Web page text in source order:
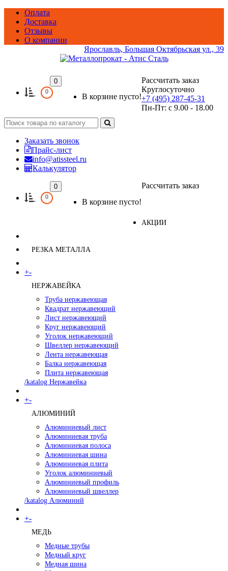
Оплата
Доставка
Отзывы
О компании
Ярославль, Большая Октябрьская ул., 39
0
0
В корзине пусто!
Рассчитать заказ
Круглосуточно
+7 (495) 287-45-31
Пн-Пт: с 9.00 - 18.00
Заказать звонок
Прайс-лист
info@atissteel.ru
Калькулятор
0
0
В корзине пусто!
Рассчитать заказ
АКЦИИ
РЕЗКА МЕТАЛЛА
+-
НЕРЖАВЕЙКА
Труба нержавеющая
Квадрат нержавеющий
Лист нержавеющий
Круг нержавеющий
Уголок нержавеющий
Швеллер нержавеющий
Лента нержавеющая
Балка нержавеющая
Плита нержавеющая
/katalog Нержавейка
+-
АЛЮМИНИЙ
Алюминиевый лист
Алюминиевая труба
Алюминиевая полоса
Алюминиевая шина
Алюминиевая плита
Уголок алюминиевый
Алюминиевый профиль
Алюминиевый швеллер
/katalog Алюминий
+-
МЕДЬ
Медные трубы
Медный круг
Медная шина